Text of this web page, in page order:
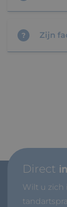
? Zijn
Direct
Wilt u zich